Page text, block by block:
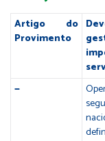
Artigo do
Provimento
—